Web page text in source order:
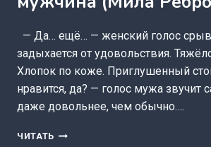
— Да… ещё… — женский голос
задыхается от удовольствия.
Хлопок по коже. Приглушенный
нравится, да? — голос мужа звучит
даже довольнее, чем обычно….
ЧИТАТЬ ТВОЯ